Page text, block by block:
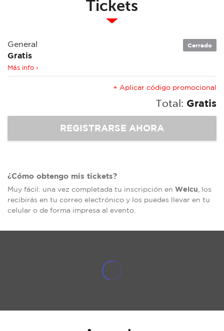
Tickets
General
Gratis
Más info ›
Cerrado
+ Aplicar código promocional
Total: Gratis
¿Cómo obtengo mis tickets?
Muy fácil: una vez completada tu inscripción en Welcu , los
recibirás en tu correo electrónico y los puedes llevar en tu
celular o de forma impresa al evento.